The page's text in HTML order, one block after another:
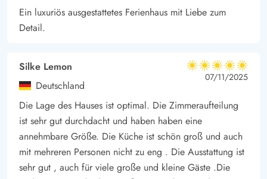
Ein luxuriös ausgestattetes Ferienhaus mit Liebe zum
Detail.
Silke Lemon
Deutschland
5 von 5
5 von 5
5 out of 5
07/11/2025
Die Lage des Hauses ist optimal. Die Zimmeraufteilung
ist sehr gut durchdacht und haben haben eine
annehmbare Größe. Die Küche ist schön groß und auch
mit mehreren Personen nicht zu eng . Die Ausstattung ist
sehr gut , auch für viele große und kleine Gäste .Die